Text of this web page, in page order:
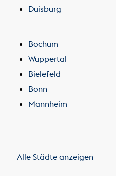
Duisburg
Bochum
Wuppertal
Bielefeld
Bonn
Mannheim
Alle Städte anzeigen